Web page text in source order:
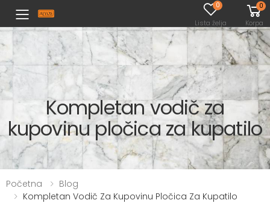
Toggle mobile menu
0
Lista želja
0
Korpa
Kompletan vodič za
kupovinu pločica za kupatilo
Početna
Blog
Kompletan Vodič Za Kupovinu Pločica Za Kupatilo